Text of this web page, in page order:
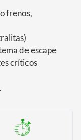
frenos,
de escape
críticos